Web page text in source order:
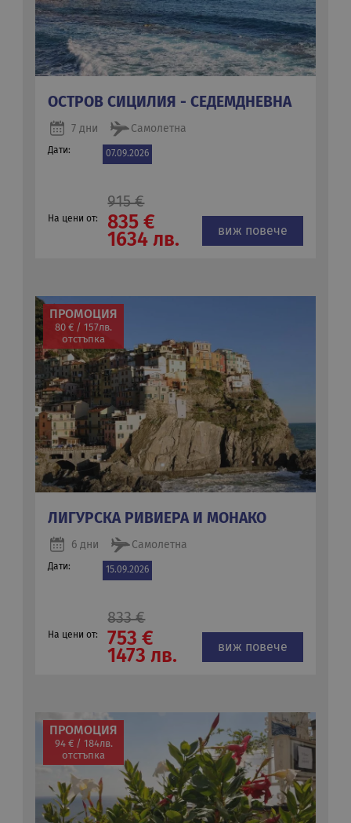
ОСТРОВ СИЦИЛИЯ - СЕДЕМДНЕВНА
7 дни Самолетна
Дати: 07.09.2026
На цени от:
915 €
835 €
1634 лв.
виж повече
ПРОМОЦИЯ
80 € / 157лв.
отстъпка
ЛИГУРСКА РИВИЕРА И МОНАКО
6 дни Самолетна
Дати: 15.09.2026
На цени от:
833 €
753 €
1473 лв.
виж повече
ПРОМОЦИЯ
94 € / 184лв.
отстъпка